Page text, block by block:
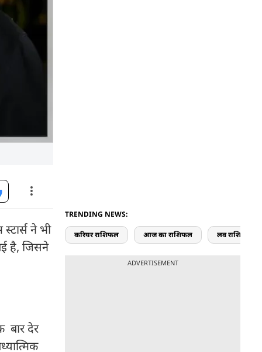
ने भी
है, जिसने
बार देर
TRENDING NEWS:
करियर राशिफल आज का राशिफल लव राशिफल
ADVERTISEMENT